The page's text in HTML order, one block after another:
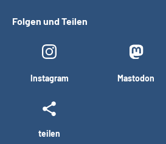
Folgen und Teilen
Instagram Mastodon
teilen